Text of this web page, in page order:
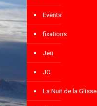
Events
fixations
Jeu
JO
La Nuit de la Glisse